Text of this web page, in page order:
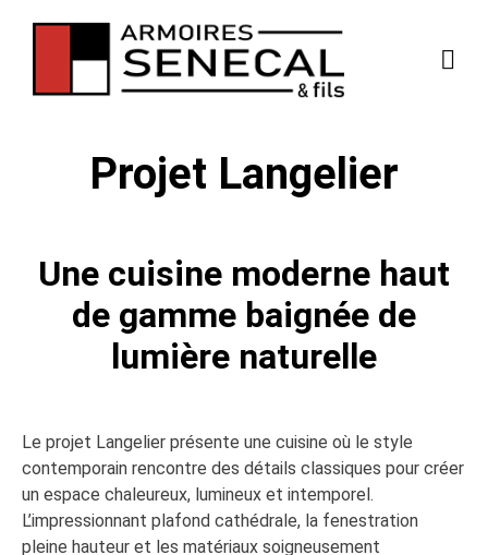
Projet Langelier
Une cuisine moderne haut
de gamme baignée de
lumière naturelle
Le projet Langelier présente une cuisine où le style
contemporain rencontre des détails classiques pour créer
un espace chaleureux, lumineux et intemporel.
L’impressionnant plafond cathédrale, la fenestration
pleine hauteur et les matériaux soigneusement